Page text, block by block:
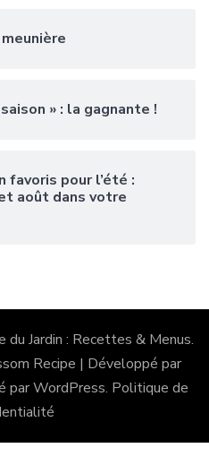
» : la gagnante !
favoris pour l’été :
août dans votre
du Jardin : Recettes & Menus.
Recipe | Développé par
parWordPress. Politique de